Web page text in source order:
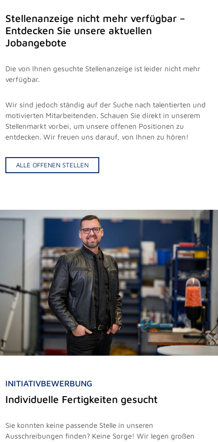
Stellenanzeige nicht mehr verfügbar –
Entdecken Sie unsere aktuellen
Jobangebote
Die von Ihnen gesuchte Stellenanzeige ist leider nicht mehr
verfügbar.
Wir sind jedoch ständig auf der Suche nach talentierten und
motivierten Mitarbeitenden. Schauen Sie direkt in unserem
Stellenmarkt vorbei, um unsere offenen Positionen zu
entdecken. Wir freuen uns darauf, von Ihnen zu hören!
ALLE OFFENEN STELLEN
INITIATIVBEWERBUNG
Individuelle Fertigkeiten gesucht
Sie konnten keine passende Stelle in unseren
Ausschreibungen finden? Keine Sorge! Wir legen großen